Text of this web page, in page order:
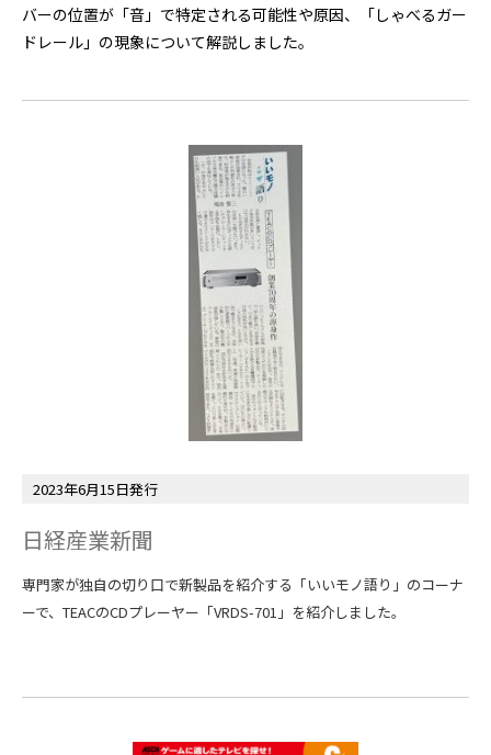
バーの位置が「音」で特定される可能性や原因、「しゃべるガー
ドレール」の現象について解説しました。
2023年6月15日発行
日経産業新聞
専門家が独自の切り口で新製品を紹介する「いいモノ語り」のコーナ
ーで、TEACのCDプレーヤー「VRDS-701」を紹介しました。